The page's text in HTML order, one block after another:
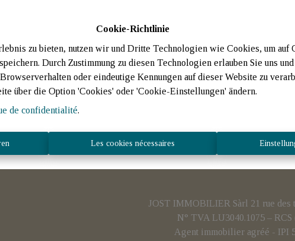
Cookie-Richtlinie
zu bieten, nutzen wir und Dritte Technologien wie Cookies, um auf
Durch Zustimmung zu diesen Technologien erlauben Sie uns
oder eindeutige Kennungen auf dieser Website zu
über die Option 'Cookies' oder 'Cookie-Einstellungen' ändern.
de confidentialité.
Les cookies nécessaires
cultivés
JOST IMMOBILIER Sàrl 21 rue des
N° TVA LU3040.1075 –
Agent immobilier agréé - IPI